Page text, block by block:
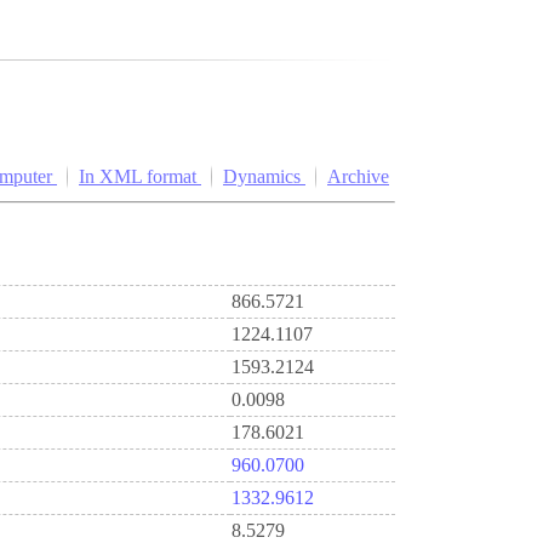
In XML format Dynamics Archive
866.5721
1224.1107
1593.2124
0.0098
178.6021
960.0700
1332.9612
8.5279